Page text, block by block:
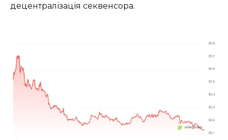
децентралізація секвенсора.